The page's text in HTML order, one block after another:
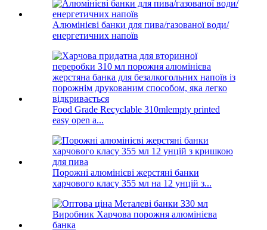
Алюмінієві банки для пива/газованої води/
енергетичних напоїв
Food Grade Recyclable 310mlempty printed
easy open a...
Порожні алюмінієві жерстяні банки
харчового класу 355 мл на 12 унцій з...